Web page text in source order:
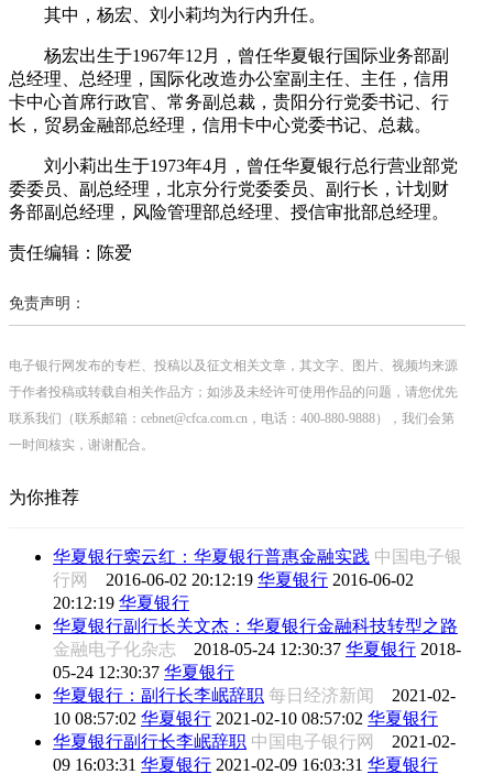
其中，杨宏、刘小莉均为行内升任。
杨宏出生于1967年12月，曾任华夏银行国际业务部副
总经理、总经理，国际化改造办公室副主任、主任，信用
卡中心首席行政官、常务副总裁，贵阳分行党委书记、行
长，贸易金融部总经理，信用卡中心党委书记、总裁。
刘小莉出生于1973年4月，曾任华夏银行总行营业部党
委委员、副总经理，北京分行党委委员、副行长，计划财
务部副总经理，风险管理部总经理、授信审批部总经理。
责任编辑：陈爱
免责声明：
电子银行网发布的专栏、投稿以及征文相关文章，其文字、图片、视频均来源
于作者投稿或转载自相关作品方；如涉及未经许可使用作品的问题，请您优先
联系我们（联系邮箱：cebnet@cfca.com.cn，电话：400-880-9888），我们会第
一时间核实，谢谢配合。
为你推荐
华夏银行窦云红：华夏银行普惠金融实践 中国电子银
行网 2016-06-02 20:12:19 华夏银行 2016-06-02
20:12:19 华夏银行
华夏银行副行长关文杰：华夏银行金融科技转型之路
金融电子化杂志 2018-05-24 12:30:37 华夏银行 2018-
05-24 12:30:37 华夏银行
华夏银行：副行长李岷辞职 每日经济新闻 2021-02-
10 08:57:02 华夏银行 2021-02-10 08:57:02 华夏银行
华夏银行副行长李岷辞职 中国电子银行网 2021-02-
09 16:03:31 华夏银行 2021-02-09 16:03:31 华夏银行